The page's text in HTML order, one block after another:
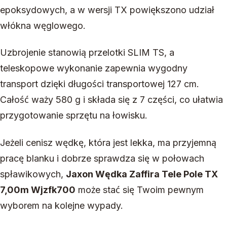
epoksydowych, a w wersji TX powiększono udział
włókna węglowego.
Uzbrojenie stanowią przelotki SLIM TS, a
teleskopowe wykonanie zapewnia wygodny
transport dzięki długości transportowej 127 cm.
Całość waży 580 g i składa się z 7 części, co ułatwia
przygotowanie sprzętu na łowisku.
Jeżeli cenisz wędkę, która jest lekka, ma przyjemną
pracę blanku i dobrze sprawdza się w połowach
spławikowych, Jaxon Wędka Zaffira Tele Pole TX
7,00m Wjzfk700 może stać się Twoim pewnym
wyborem na kolejne wypady.